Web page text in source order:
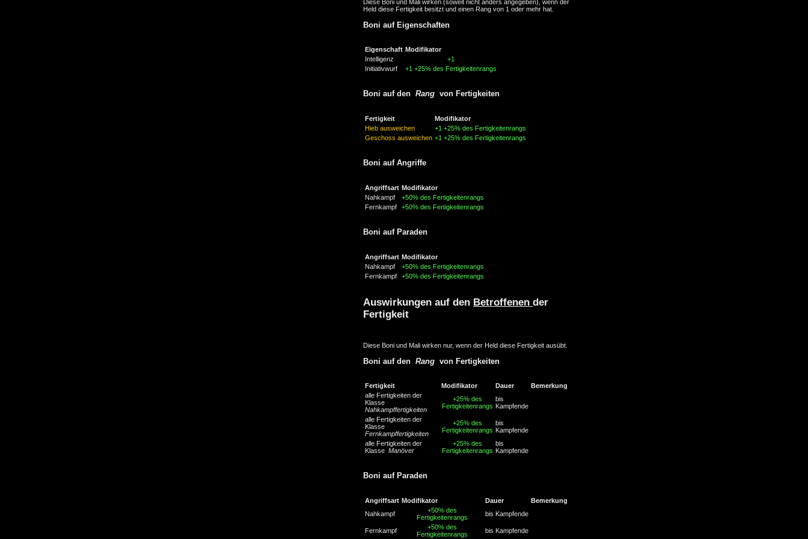
Diese Boni und Mali wirken (soweit nicht anders angegeben), wenn der
Held diese Fertigkeit besitzt und einen Rang von 1 oder mehr hat.
Boni auf Eigenschaften
Eigenschaft Modifikator
Intelligenz
+1
Initiativwurf
+1 +25% des Fertigkeitenrangs
Boni auf den Rang von Fertigkeiten
Fertigkeit
Modifikator
Hieb ausweichen
+1 +25% des Fertigkeitenrangs
Geschoss ausweichen +1 +25% des Fertigkeitenrangs
Boni auf Angriffe
Angriffsart Modifikator
Nahkampf
+50% des Fertigkeitenrangs
Fernkampf
+50% des Fertigkeitenrangs
Boni auf Paraden
Angriffsart Modifikator
Nahkampf
+50% des Fertigkeitenrangs
Fernkampf
+50% des Fertigkeitenrangs
Auswirkungen auf den Betroffenen der
Fertigkeit
Diese Boni und Mali wirken nur, wenn der Held diese Fertigkeit ausübt.
Boni auf den Rang von Fertigkeiten
Fertigkeit Modifikator Dauer
Bemerkung
alle Fertigkeiten der
Klasse
Nahkampffertigkeiten
+25% des
Fertigkeitenrangs
bis
Kampfende
alle Fertigkeiten der
Klasse
Fernkampffertigkeiten
+25% des
Fertigkeitenrangs
bis
Kampfende
alle Fertigkeiten der
Klasse Manöver
+25% des
Fertigkeitenrangs
bis
Kampfende
Boni auf Paraden
Angriffsart Modifikator Dauer
Bemerkung
Nahkampf
+50% des
Fertigkeitenrangs
bis Kampfende
Fernkampf
+50% des
Fertigkeitenrangs
bis Kampfende